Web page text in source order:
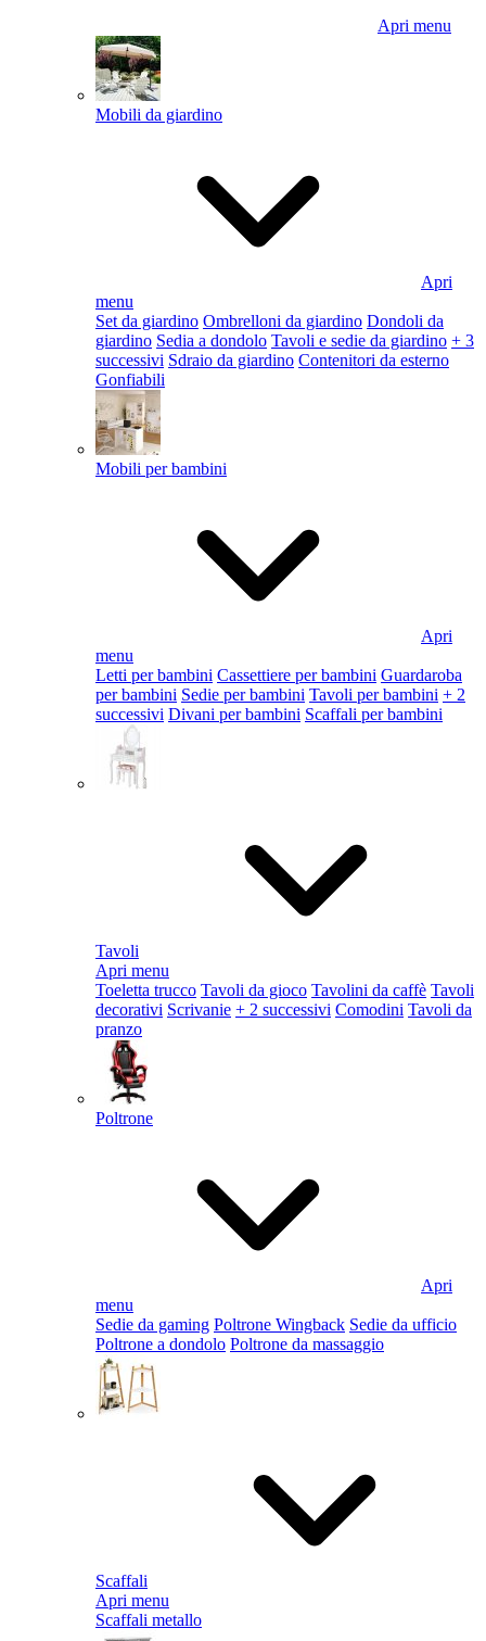
Apri menu
Mobili da giardino
Apri
menu
Set da giardino Ombrelloni da giardino Dondoli da
giardino Sedia a dondolo Tavoli e sedie da giardino + 3
successivi Sdraio da giardino Contenitori da esterno
Gonfiabili
Mobili per bambini
Apri
menu
Letti per bambini Cassettiere per bambini Guardaroba
per bambini Sedie per bambini Tavoli per bambini + 2
successivi Divani per bambini Scaffali per bambini
Tavoli
Apri menu
Toeletta trucco Tavoli da gioco Tavolini da caffè Tavoli
decorativi Scrivanie + 2 successivi Comodini Tavoli da
pranzo
Poltrone
Apri
menu
Sedie da gaming Poltrone Wingback Sedie da ufficio
Poltrone a dondolo Poltrone da massaggio
Scaffali
Apri menu
Scaffali metallo